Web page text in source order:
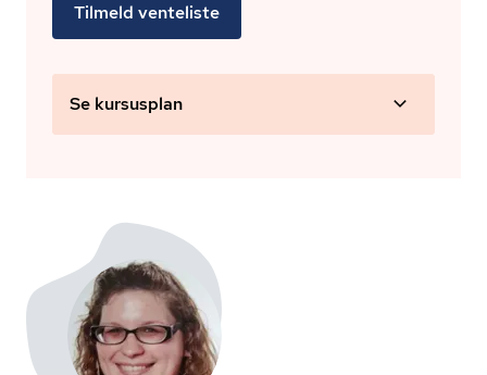
Tilmeld venteliste
Se kursusplan